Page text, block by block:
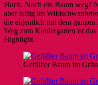
Huch. Noch ein Baum weg?
aber luftig im
die eigentlich mit dem
Weg zum Kindergarten ist
Highlight.
Gefällter Baum im